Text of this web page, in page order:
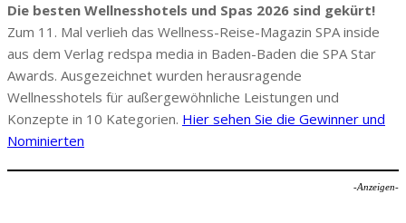
Die besten Wellnesshotels und Spas 2026 sind gekürt!
Zum 11. Mal verlieh das Wellness-Reise-Magazin SPA inside
aus dem Verlag redspa media in Baden-Baden die SPA Star
Awards. Ausgezeichnet wurden herausragende
Wellnesshotels für außergewöhnliche Leistungen und
Konzepte in 10 Kategorien. Hier sehen Sie die Gewinner und
Nominierten
-Anzeigen-